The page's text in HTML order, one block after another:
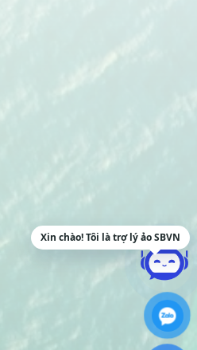
Xin chào! Tôi là trợ lý ảo SBVN